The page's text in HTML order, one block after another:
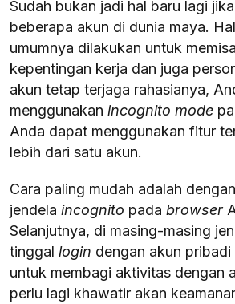
Sudah bukan jadi hal baru lagi
beberapa akun di dunia maya.
umumnya dilakukan untuk
kepentingan kerja dan juga
akun tetap terjaga rahasianya,
menggunakan incognito mode
Anda dapat menggunakan fitur
lebih dari satu akun.
Cara paling mudah adalah
jendela incognito pada browser
Selanjutnya, di masing-masing
tinggal login dengan akun
untuk membagi aktivitas dengan
perlu lagi khawatir akan